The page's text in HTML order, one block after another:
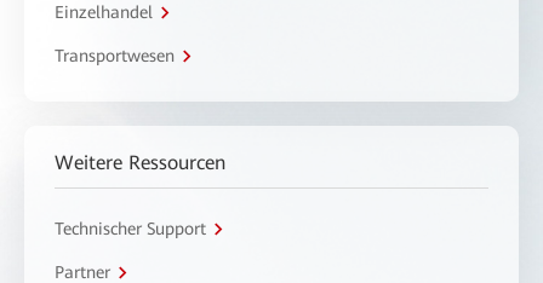
Einzelhandel
Transportwesen
Weitere Ressourcen
Technischer Support
Partner